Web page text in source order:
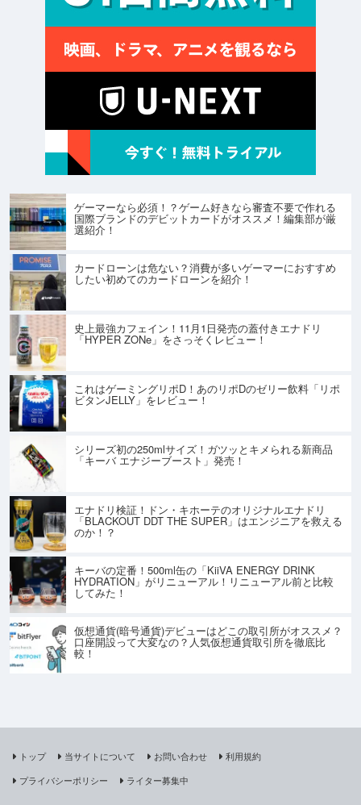
ゲーマーなら必須！？ゲーム好きなら審査不要で作れる
国際ブランドのデビットカードがオススメ！編集部が厳
選紹介！
カードローンは危ない？消費が多いゲーマーにおすすめ
したい初めてのカードローンを紹介！
史上最強カフェイン！11月1日発売の蓋付きエナドリ
「HYPER ZONe」をさっそくレビュー！
これはゲーミングリポD！あのリポDのゼリー飲料「リポ
ビタンJELLY」をレビュー！
シリーズ初の250mlサイズ！ガツッとキメられる新商品
「キーバ エナジーブースト」発売！
エナドリ検証！ドン・キホーテのオリジナルエナドリ
「BLACKOUT DDT THE SUPER」はエンジニアを救える
のか！？
キーバの定番！500ml缶の「KiiVA ENERGY DRINK
HYDRATION」がリニューアル！リニューアル前と比較
してみた！
仮想通貨(暗号通貨)デビューはどこの取引所がオススメ？
口座開設って大変なの？人気仮想通貨取引所を徹底比
較！
トップ 当サイトについて お問い合わせ
利用規約
プライバシーポリシー
ライター募集中